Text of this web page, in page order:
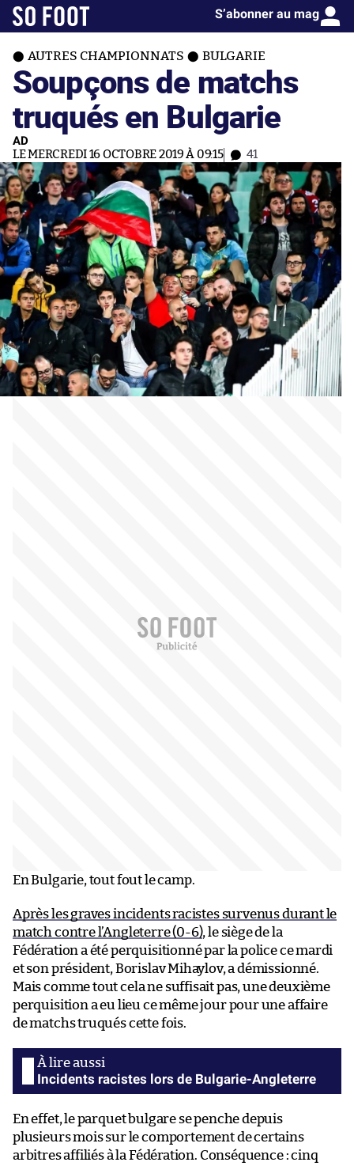
S’abonner au mag
AUTRES CHAMPIONNATS BULGARIE
Soupçons de matchs
truqués en Bulgarie
AD
LE MERCREDI 16 OCTOBRE 2019 À 09:15 41
En Bulgarie, tout fout le camp.
Après les graves incidents racistes survenus durant le
match contre l’Angleterre (0-6), le siège de la
Fédération a été perquisitionné par la police ce mardi
et son président, Borislav Mihaylov, a démissionné.
Mais comme tout cela ne suffisait pas, une deuxième
perquisition a eu lieu ce même jour pour une affaire
de matchs truqués cette fois.
Incidents racistes lors de Bulgarie-Angleterre
En effet, le parquet bulgare se penche depuis
plusieurs mois sur le comportement de certains
arbitres affiliés à la Fédération. Conséquence : cinq